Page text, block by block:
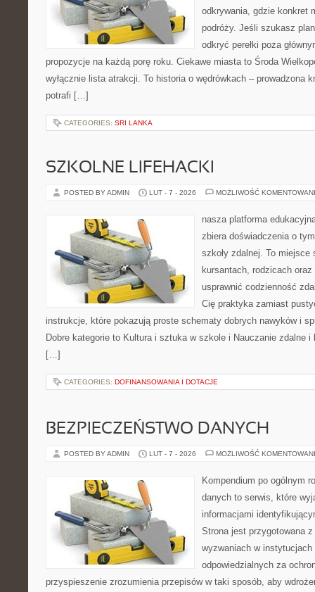
odkrywania, gdzie konkret
podróży. Jeśli szukasz
odkryć perełki poza
propozycje na każdą porę roku. Ciekawe miasta to Środa
wyłącznie lista atrakcji. To historia o wędrówkach – prowadzona
potrafi […]
CATEGORIES: SRI LANKA
SZKOLNE LIFEHACKI
POSTED BY ADMIN LUT - 7 - 2026 MOŻLIWOŚĆ
nasza platforma
zbiera doświadczenia o
szkoły zdalnej. To
kursantach, rodzicach
usprawnić codzienność
Cię praktyka zamiast
instrukcje, które pokazują proste schematy dobrych nawyków i
Dobre kategorie to Kultura i sztuka w szkole i Nauczanie zdalne
[…]
CATEGORIES: DOFINANSOWANIA I DOTACJE
BEZPIECZEŃSTWO DANYCH
POSTED BY ADMIN LUT - 7 - 2026 MOŻLIWOŚĆ
Kompendium po ogólnym
danych to serwis, które
informacjami
Strona jest przygotowana
wyzwaniach w instytucjach
odpowiedzialnych za
przyspieszenie zrozumienia przepisów w taki sposób, aby